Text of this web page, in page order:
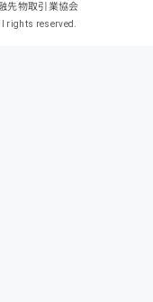
先物取引業協会
rights reserved.